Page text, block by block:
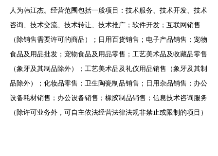
人为韩江杰。经营范围包括一般项目：技术服务、技术开发、技术
咨询、技术交流、技术转让、技术推广；软件开发；互联网销售
（除销售需要许可的商品）；日用百货销售；电子产品销售；宠物
食品及用品批发；宠物食品及用品零售；工艺美术品及收藏品零售
（象牙及其制品除外）；工艺美术品及礼仪用品销售（象牙及其制
品除外）；化妆品零售；卫生陶瓷制品销售；日用杂品销售；办公
设备耗材销售；办公设备销售；橡胶制品销售；信息技术咨询服务
（除许可业务外，可自主依法经营法律法规非禁止或限制的项目）